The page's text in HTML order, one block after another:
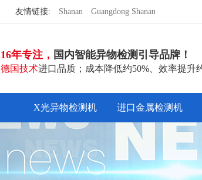
友情链接: Shanan Guangdong Shanan
16年专注， 国内智能异物检测引导品牌！
德国技术进口品质；成本降低约50%、效率提升约
X光异物检测机 进口金属检测机